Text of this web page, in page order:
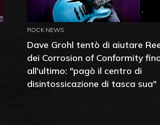
ROCK NEWS
Dave Grohl tentò di aiutare
dei Corrosion of Conformity
all'ultimo: "pagò il centro di
disintossicazione di tasca sua"